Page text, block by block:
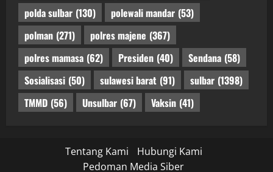
polda sulbar (130) polewali mandar (53)
polman (271) polres majene (367)
polres mamasa (62) Presiden (40) Sendana (58)
Sosialisasi (50) sulawesi barat (91) sulbar (1398)
TMMD (56) Unsulbar (67) Vaksin (41)
Tentang Kami
Hubungi Kami
Pedoman Media Siber